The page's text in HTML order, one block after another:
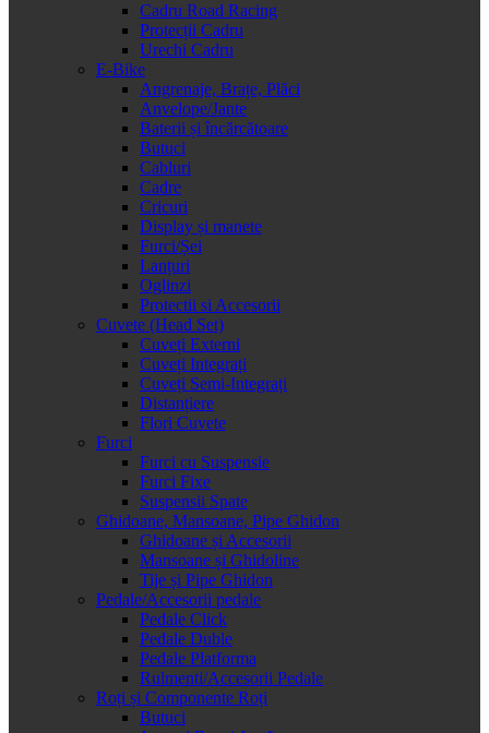
Cadru Road Racing
Protecții Cadru
Urechi Cadru
E-Bike
Angrenaje, Brațe, Plăci
Anvelope/Jante
Baterii și încărcătoare
Butuci
Cabluri
Cadre
Cricuri
Display și manete
Furci/Șei
Lanțuri
Oglinzi
Protectii si Accesorii
Cuvete (Head Set)
Cuveți Externi
Cuveți Integrați
Cuveți Semi-Integrați
Distanțiere
Flori Cuvete
Furci
Furci cu Suspensie
Furci Fixe
Suspensii Spate
Ghidoane, Mansoane, Pipe Ghidon
Ghidoane și Accesorii
Mansoane și Ghidoline
Tije și Pipe Ghidon
Pedale/Accesorii pedale
Pedale Click
Pedale Duble
Pedale Platforma
Rulmenti/Accesorii Pedale
Roți și Componente Roți
Butuci